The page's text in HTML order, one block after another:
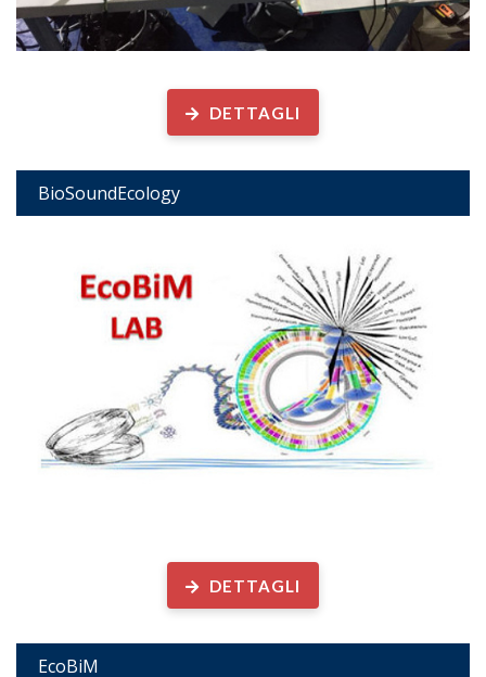
DETTAGLI
BioSoundEcology
DETTAGLI
EcoBiM